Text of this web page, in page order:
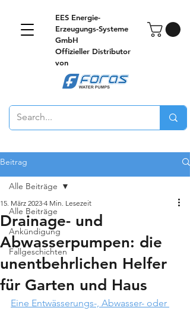
EES Energie-
Erzeugungs-Systeme
GmbH
Offizieller Distributor
von
Beitrag
Alle Beiträge
Ankündigung
Fallgeschichten
Alle Beiträge
Drainage- und
Abwasserpumpen: die
unentbehrlichen Helfer
für Garten und Haus
15. März 2023 4 Min. Lesezeit
Eine Entwässerungs-, Abwasser- oder